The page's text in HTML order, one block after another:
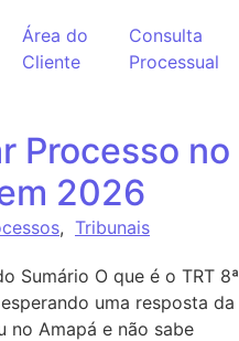
Área do
Cliente
Consulta
Processual
Processo no
2026
, Tribunais
Sumário O que é o TRT 8ª
uma resposta da
no Amapá e não sabe